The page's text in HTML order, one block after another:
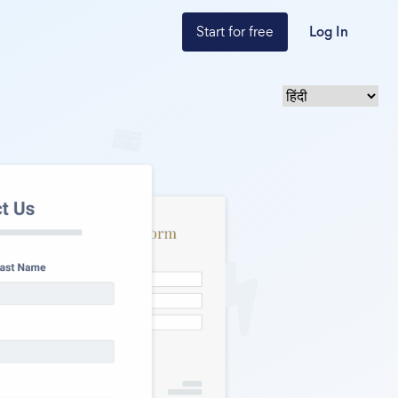
Start for free Log In